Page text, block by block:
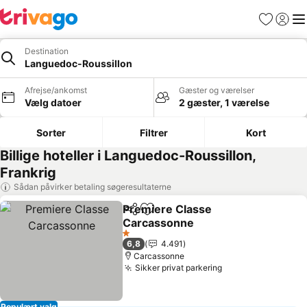
Favoritter
Log ind
Destination
Languedoc-Roussillon
Afrejse/ankomst
Vælg datoer
Gæster og værelser
2 gæster, 1 værelse
Sorter Filtrer Kort
Billige hoteller i Languedoc-Roussillon,
Frankrig
Sådan påvirker betaling søgeresultaterne
Del Føj til favoritter
Premiere Classe
Carcassonne
Se priser
1 Stjerner
6,8
4.491
Carcassonne
Sikker privat parkeringSe priser